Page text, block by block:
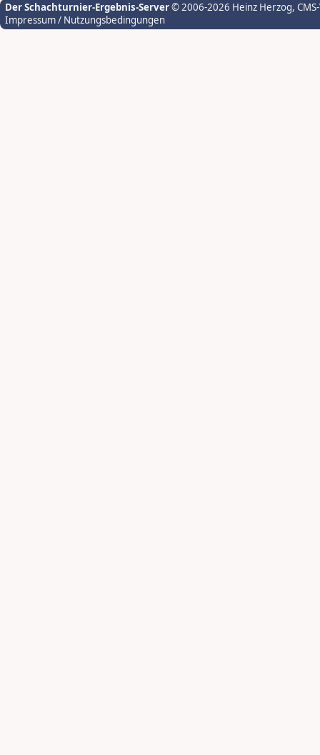
Der Schachturnier-Ergebnis-Server© 2006-2026 Heinz Herzog,
Impressum / Nutzungsbedingungen